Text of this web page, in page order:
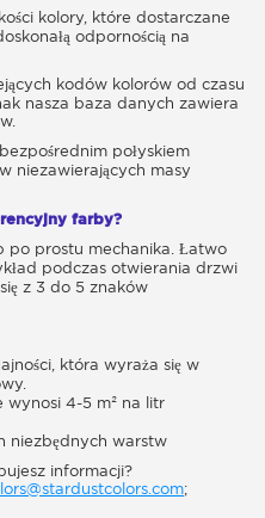
kolory, które dostarczane
odpornością na
kodów kolorów od czasu
nasza baza danych zawiera
połyskiem
niezawierających masy
farby?
po prostu mechanika. Łatwo
podczas otwierania drzwi
z 3 do 5 znaków
która wyraża się w
wynosi 4-5 m² na litr
niezbędnych warstw
informacji?
;